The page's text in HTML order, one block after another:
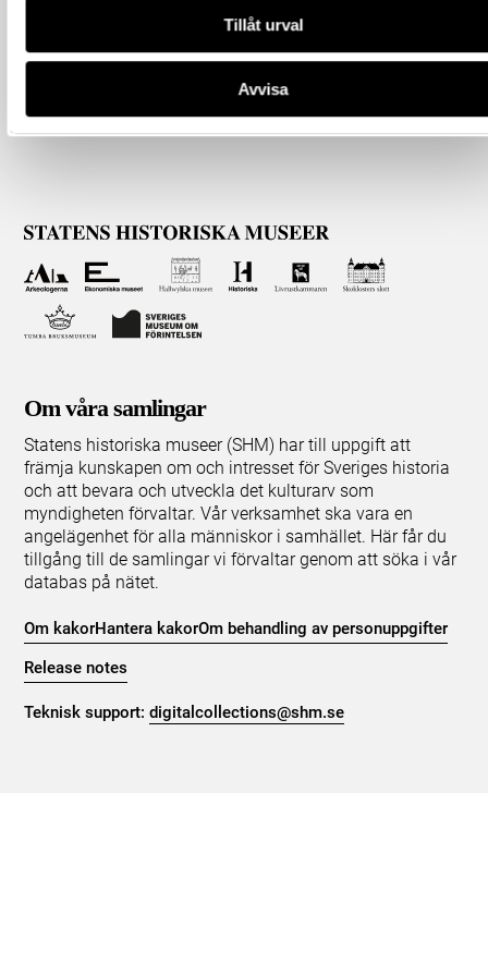
Tillåt urval
Avvisa
Om våra samlingar
Statens historiska museer (SHM) har till uppgift att
främja kunskapen om och intresset för Sveriges historia
och att bevara och utveckla det kulturarv som
myndigheten förvaltar. Vår verksamhet ska vara en
angelägenhet för alla människor i samhället. Här får du
tillgång till de samlingar vi förvaltar genom att söka i vår
databas på nätet.
Om kakorHantera kakorOm behandling av personuppgifter
Release notes
Teknisk support:digitalcollections@shm.se